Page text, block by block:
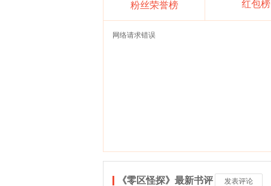
粉丝荣誉榜 红包榜
网络请求错误
《零区怪探》最新书评 发表评论